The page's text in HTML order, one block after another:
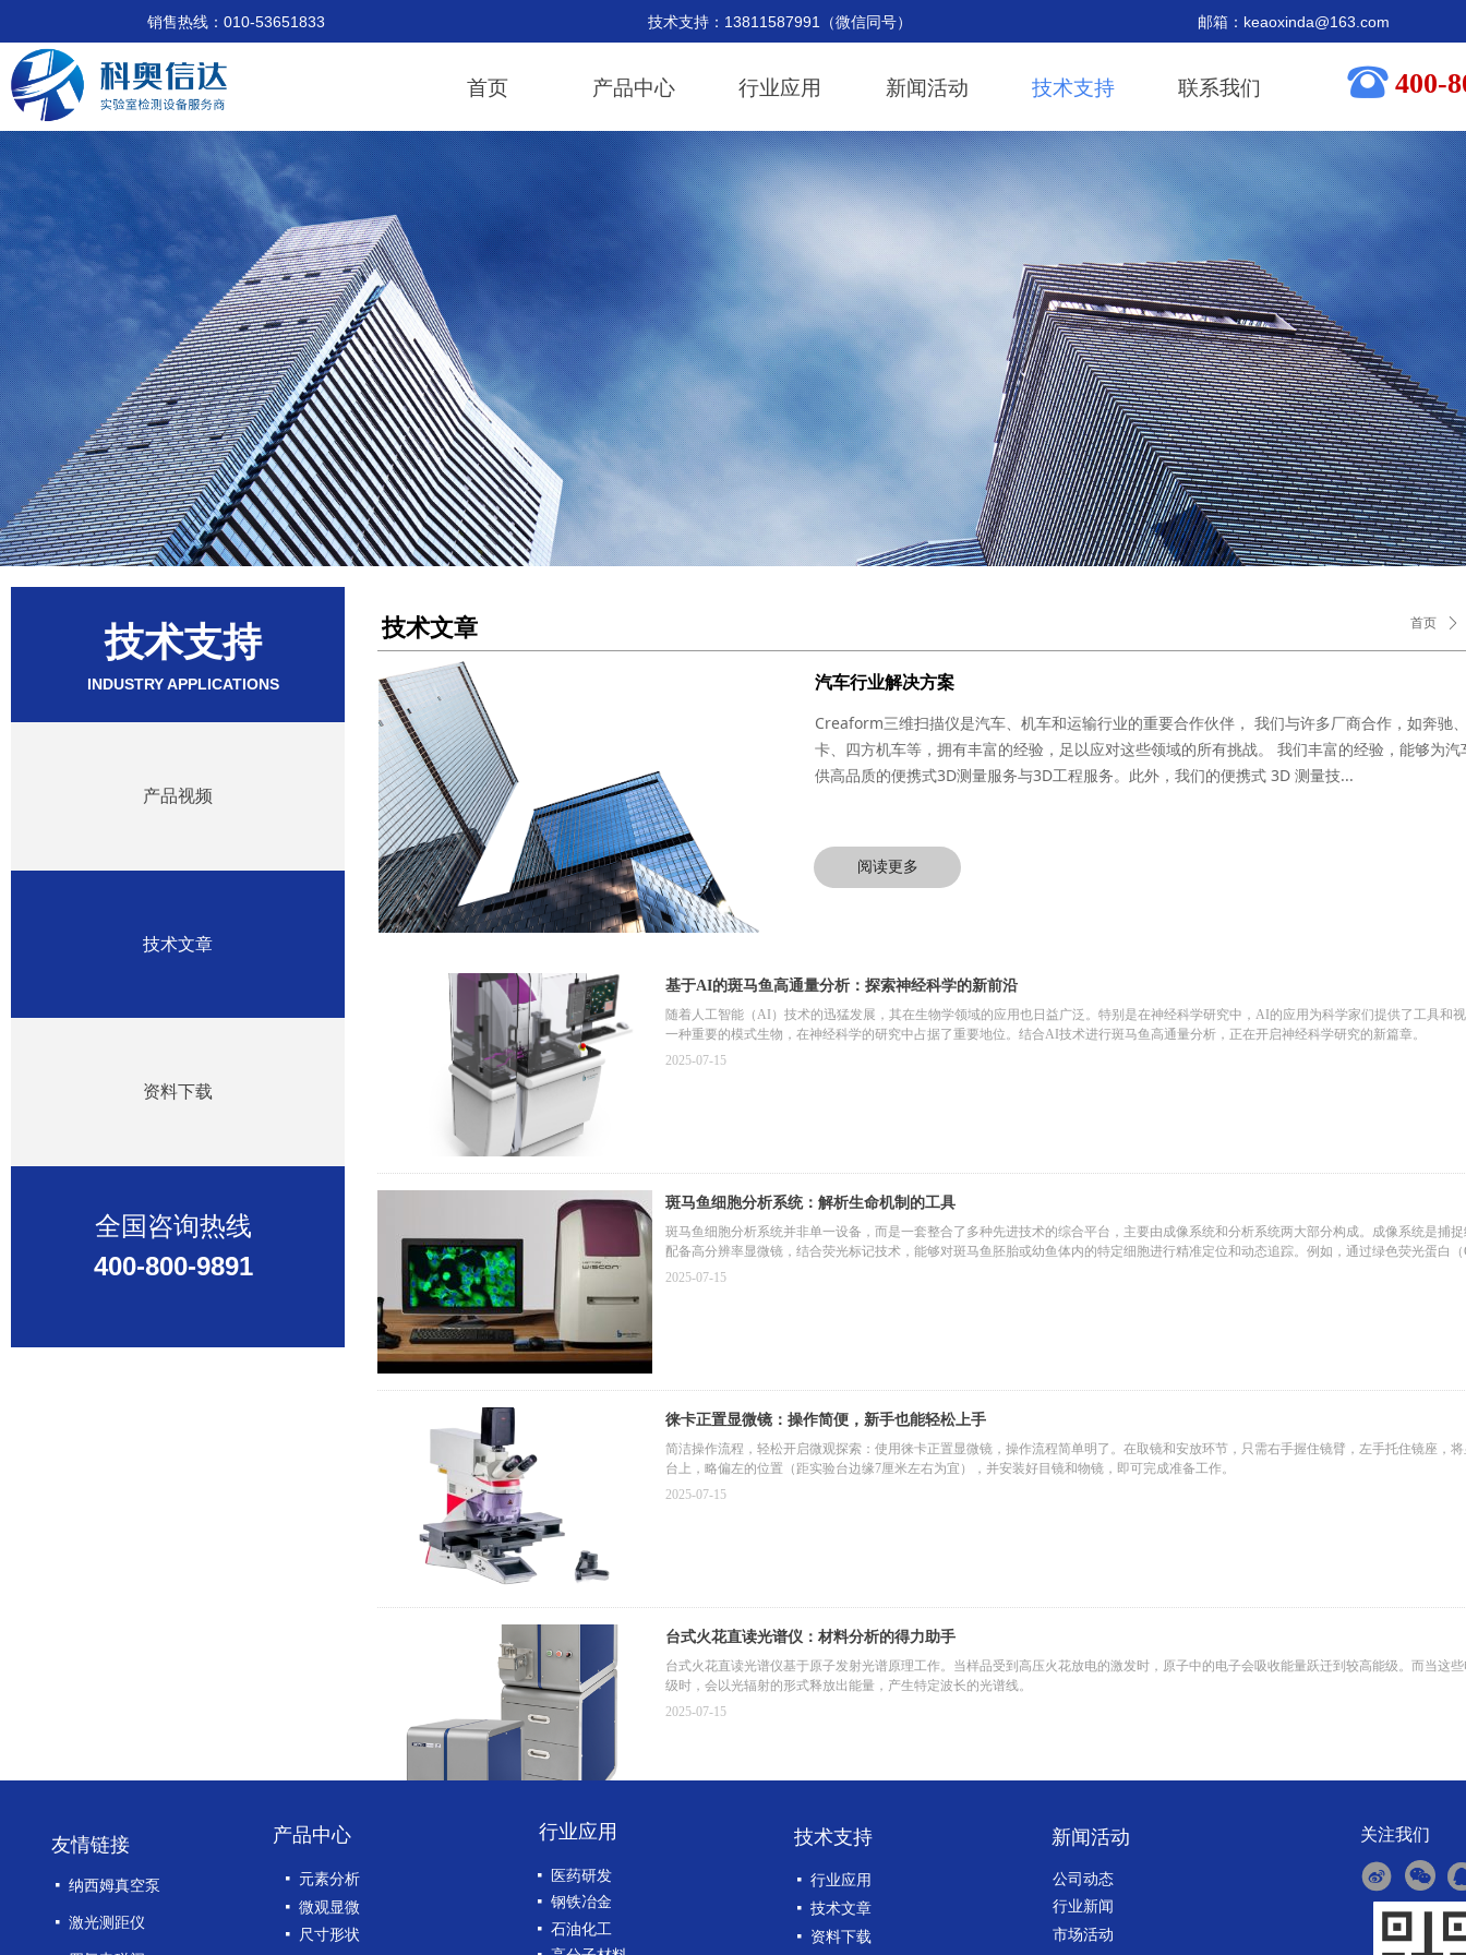
首页 产品中心 行业应用 新闻活动 技术支持 联系我们 400-
뀰
销售热线：010-53651833 技术支持：13811587991（微信同号） 邮箱：keaoxinda@163.com
技术支持
INDUSTRY APPLICATIONS
全国咨询热线
400-800-9891
产品视频
技术文章
资料下载
技术文章 首页 ꄲ
汽车行业解决方案
Creaform三维扫描仪是汽车、机车和运输行业的重要合作伙伴， 我们与许多厂商合作，如奔驰
卡、四方机车等，拥有丰富的经验，足以应对这些领域的所有挑战。 我们丰富的经验，能够为
供高品质的便携式3D测量服务与3D工程服务。此外，我们的便携式 3D 测量技...
阅读更多
基于AI的斑马鱼高通量分析：探索神经科学的新前沿
随着人工智能（AI）技术的迅猛发展，其在生物学领域的应用也日益广泛。特别是在神经科学研究中，AI的应用为科学家们提供了工具和
一种重要的模式生物，在神经科学的研究中占据了重要地位。结合AI技术进行斑马鱼高通量分析，正在开启神经科学研究的新篇章。
2025-07-15
斑马鱼细胞分析系统：解析生命机制的工具
斑马鱼细胞分析系统并非单一设备，而是一套整合了多种先进技术的综合平台，主要由成像系统和分析系统两大部分构成。成像系统是捕
配备高分辨率显微镜，结合荧光标记技术，能够对斑马鱼胚胎或幼鱼体内的特定细胞进行精准定位和动态追踪。例如，通过绿色荧光蛋白
统可在不同时间点对同一批样本进行连续成像，记录细胞的运动轨迹和形态变化，实现长时程动态观察。
2025-07-15
徕卡正置显微镜：操作简便，新手也能轻松上手
简洁操作流程，轻松开启微观探索：使用徕卡正置显微镜，操作流程简单明了。在取镜和安放环节，只需右手握住镜臂，左手托住镜座，
台上，略偏左的位置（距实验台边缘7厘米左右为宜），并安装好目镜和物镜，即可完成准备工作。
2025-07-15
台式火花直读光谱仪：材料分析的得力助手
台式火花直读光谱仪基于原子发射光谱原理工作。当样品受到高压火花放电的激发时，原子中的电子会吸收能量跃迁到较高能级。而当这
级时，会以光辐射的形式释放出能量，产生特定波长的光谱线。
2025-07-15
移动式光谱仪PMP凭借其高精度、快速识别、环境适应性强等技术特点，在金属质量控制、石油石化行业应用等领域发挥着重要作用，为
关注我们
友情链接
넷 元素分析
넷 微观显微
넷 尺寸形状
产品中心 行业应用
넷 医药研发
넷 钢铁冶金
넷 石油化工
넷 行业应用
넷 技术文章
넷 资料下载
技术支持 新闻活动
公司动态
行业新闻
市场活动
넷 纳西姆真空泵
넷 激光测距仪